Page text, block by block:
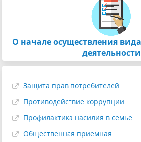
О начале осуществления
деятельности
Защита прав потребителей
Противодействие коррупции
Профилактика насилия в семье
Общественная приемная